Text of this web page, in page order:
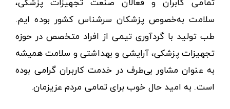
تمامی کابران و فعالان صنعت تجهیزات پزشکی،
سلامت به‌خصوص پزشکان سرشناس کشور بوده ایم.
طب تولید با گردآوری تیمی از افراد متخصص در حوزه
تجهیزات پزشکی، آرایشی و بهداشتی و سلامت همیشه
به عنوان مشاور بی‌طرف در خدمت کاربران گرامی بوده
است. به امید حال خوب برای تمامی مردم عزیزمان.